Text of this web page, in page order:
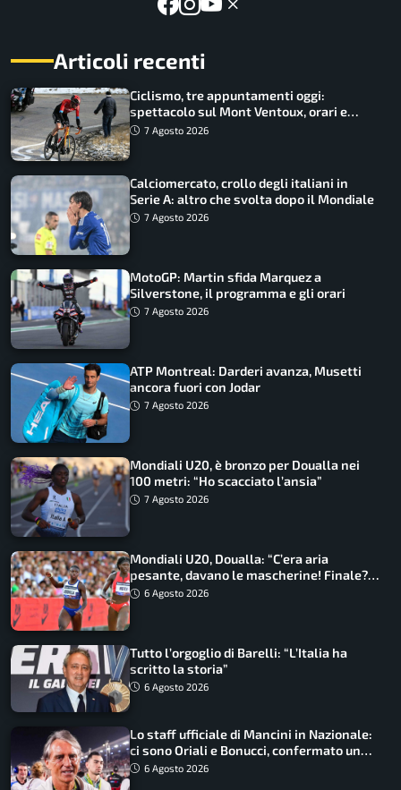
Articoli recenti
Ciclismo, tre appuntamenti oggi:
spettacolo sul Mont Ventoux, orari e
come vederli
7 Agosto 2026
Calciomercato, crollo degli italiani in
Serie A: altro che svolta dopo il Mondiale
7 Agosto 2026
MotoGP: Martin sfida Marquez a
Silverstone, il programma e gli orari
7 Agosto 2026
ATP Montreal: Darderi avanza, Musetti
ancora fuori con Jodar
7 Agosto 2026
Mondiali U20, è bronzo per Doualla nei
100 metri: “Ho scacciato l’ansia”
7 Agosto 2026
Mondiali U20, Doualla: “C’era aria
pesante, davano le mascherine! Finale?
Non ho nulla da perdere”
6 Agosto 2026
Tutto l’orgoglio di Barelli: “L’Italia ha
scritto la storia”
6 Agosto 2026
Lo staff ufficiale di Mancini in Nazionale:
ci sono Oriali e Bonucci, confermato un
ritorno
6 Agosto 2026